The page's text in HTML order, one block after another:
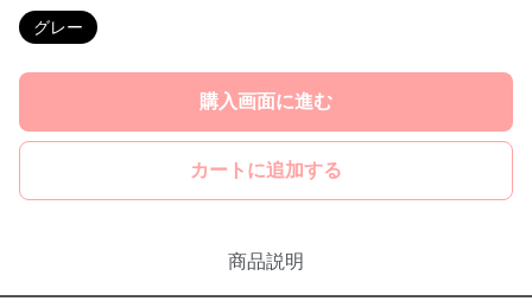
グレー
購入画面に進む
カートに追加する
商品説明